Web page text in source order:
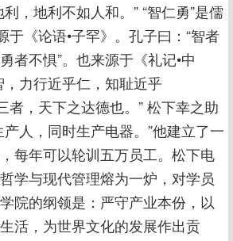
，地利不如人和。” “智仁勇”是儒
于《论语•子罕》。孔子曰：“智者
者不惧”。也来源于《礼记•中
，力行近乎仁，知耻近乎
者，天下之达德也。” 松下幸之助
人，同时生产电器。”他建立了一
每年可以轮训五万员工。松下电
学与现代管理熔为一炉，对学员
院的纲领是：严守产业本份，以
活，为世界文化的发展作出贡